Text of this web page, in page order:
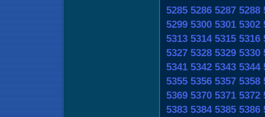
5285 5286 5287 5288
5299 5300 5301 5302
5313 5314 5315 5316
5327 5328 5329 5330
5341 5342 5343 5344
5355 5356 5357 5358
5369 5370 5371 5372
5383 5384 5385 5386